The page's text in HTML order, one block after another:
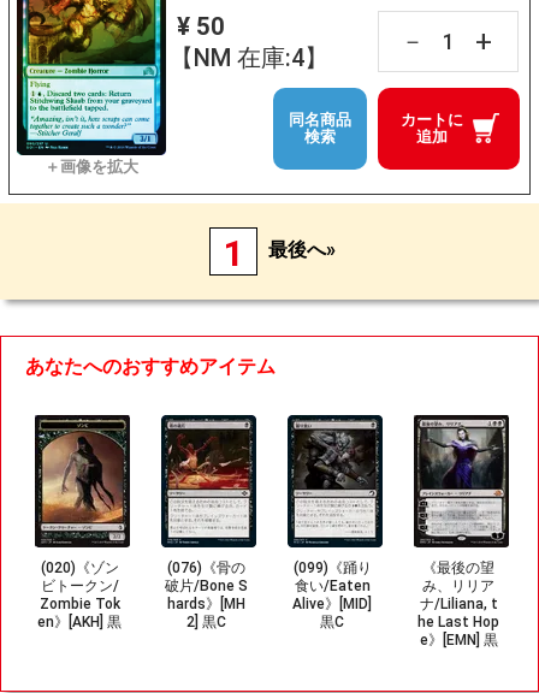
¥ 50
【NM 在庫:4】
－ +
カートに
追加
同名商品
検索
1 最後へ»
あなたへのおすすめアイテム
(020)《ゾン
ビトークン/
Zombie Tok
en》[AKH] 黒
(076)《骨の
破片/Bone S
hards》[MH
2] 黒C
(099)《踊り
食い/Eaten
Alive》[MID]
黒C
《最後の望
み、リリア
ナ/Liliana, t
he Last Hop
e》[EMN] 黒